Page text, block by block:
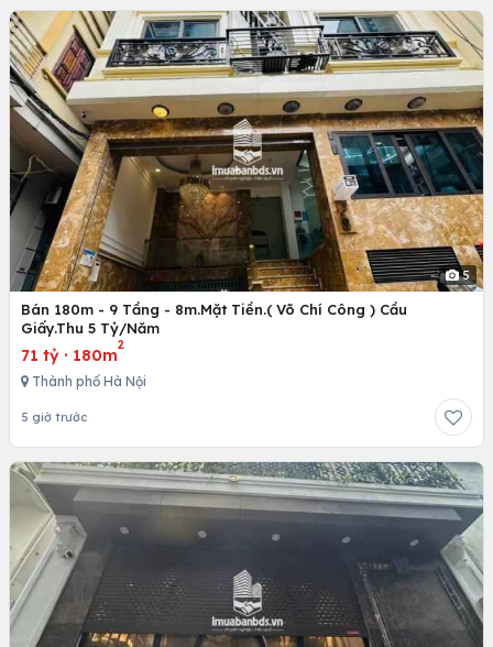
5
Bán 180m - 9 Tầng - 8m.Mặt Tiền.( Võ Chí Công ) Cầu
Giấy.Thu 5 Tỷ/Năm
71 tỷ · 180m
2
Thành phố Hà Nội
5 giờ trước